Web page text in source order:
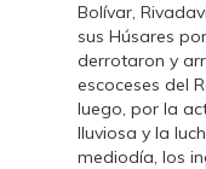
Bolívar,
sus Húsares
derrotaron y
escoceses del
luego, por la
lluviosa y la
mediodía, los